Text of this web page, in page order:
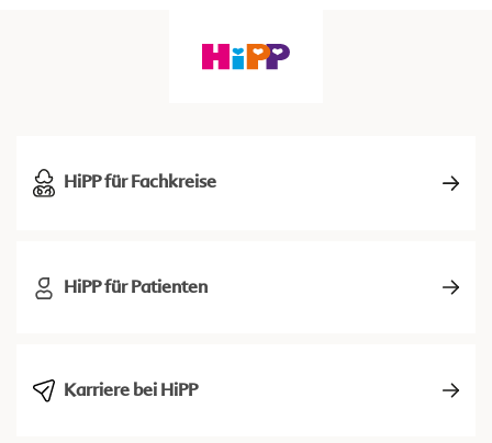
HiPP für Fachkreise
HiPP für Patienten
Karriere bei HiPP